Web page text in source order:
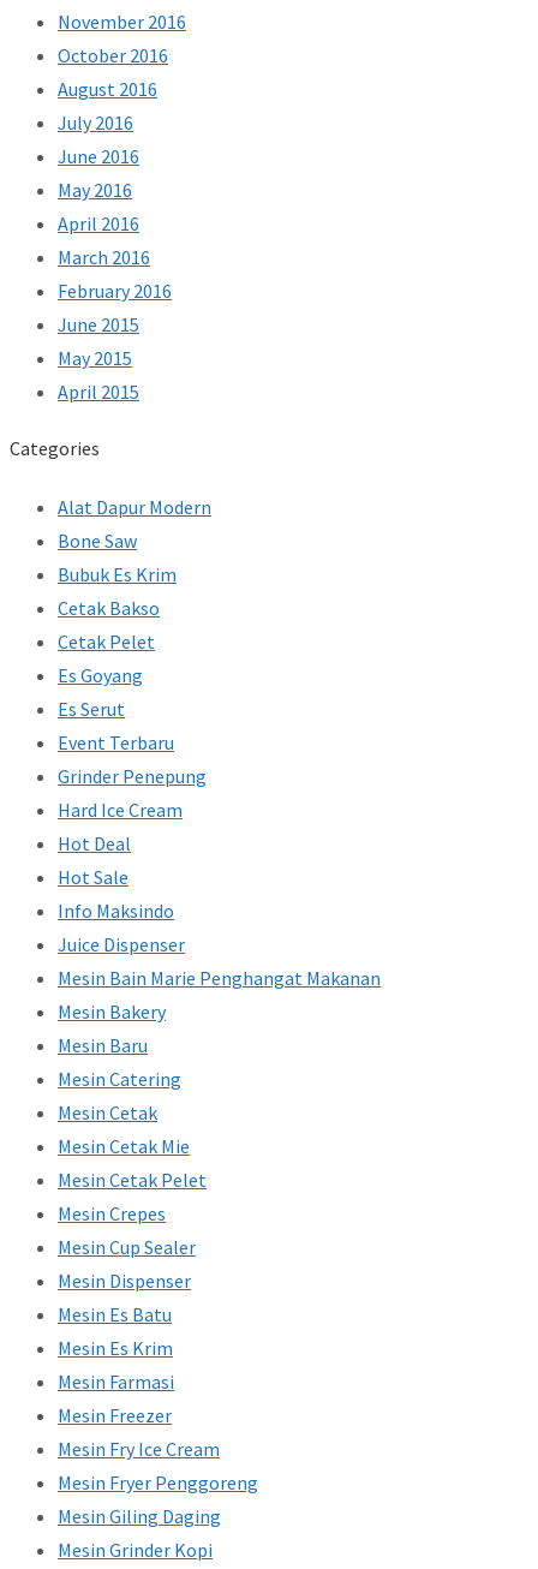
November 2016
October 2016
August 2016
July 2016
June 2016
May 2016
April 2016
March 2016
February 2016
June 2015
May 2015
April 2015
Categories
Alat Dapur Modern
Bone Saw
Bubuk Es Krim
Cetak Bakso
Cetak Pelet
Es Goyang
Es Serut
Event Terbaru
Grinder Penepung
Hard Ice Cream
Hot Deal
Hot Sale
Info Maksindo
Juice Dispenser
Mesin Bain Marie Penghangat Makanan
Mesin Bakery
Mesin Baru
Mesin Catering
Mesin Cetak
Mesin Cetak Mie
Mesin Cetak Pelet
Mesin Crepes
Mesin Cup Sealer
Mesin Dispenser
Mesin Es Batu
Mesin Es Krim
Mesin Farmasi
Mesin Freezer
Mesin Fry Ice Cream
Mesin Fryer Penggoreng
Mesin Giling Daging
Mesin Grinder Kopi